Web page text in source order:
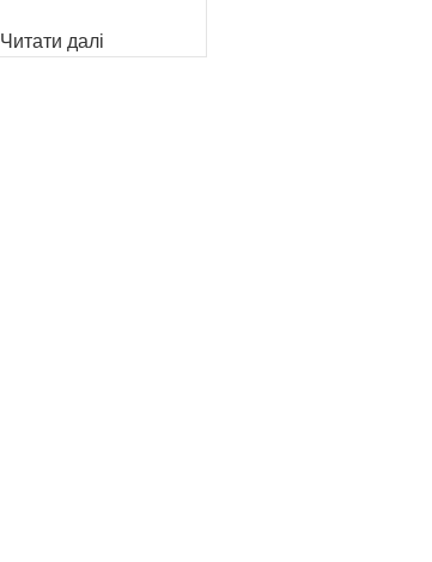
Читати далі